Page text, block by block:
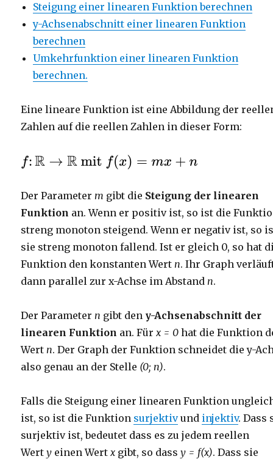
Steigung einer linearen Funktion berechnen
y-Achsenabschnitt einer linearen Funktion
berechnen
Umkehrfunktion einer linearen Funktion
berechnen.
Eine lineare Funktion ist eine Abbildung der
Zahlen auf die reellen Zahlen in dieser Form:
Der Parameter m gibt die Steigung der linearen
Funktion an. Wenn er positiv ist, so ist die
streng monoton steigend. Wenn er negativ ist, so
sie streng monoton fallend. Ist er gleich 0, so hat
Funktion den konstanten Wert n. Ihr Graph
dann parallel zur x-Achse im Abstand n.
Der Parameter n gibt den y-Achsenabschnitt der
linearen Funktion an. Fürx = 0 hat die Funktion
Wert n. Der Graph der Funktion schneidet die y-
also genau an der Stelle (0; n).
Falls die Steigung einer linearen Funktion
ist, so ist die Funktion surjektivund injektiv. Dass
surjektiv ist, bedeutet dass es zu jedem reellen
Werty einen Wertx gibt, so dassy = f(x). Dass sie